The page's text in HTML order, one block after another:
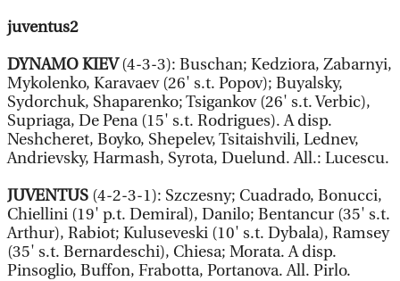
juventus2
DYNAMO KIEV(4-3-3): Buschan; Kedziora, Zabarnyi,
Mykolenko, Karavaev (26' s.t. Popov); Buyalsky,
Sydorchuk, Shaparenko; Tsigankov (26' s.t. Verbic),
Supriaga, De Pena (15' s.t. Rodrigues). A disp.
Neshcheret, Boyko, Shepelev, Tsitaishvili, Lednev,
Andrievsky, Harmash, Syrota, Duelund. All.: Lucescu.
JUVENTUS (4-2-3-1): Szczesny; Cuadrado, Bonucci,
Chiellini (19' p.t. Demiral), Danilo; Bentancur (35' s.t.
Arthur), Rabiot; Kuluseveski (10' s.t. Dybala), Ramsey
(35' s.t. Bernardeschi), Chiesa; Morata. A disp.
Pinsoglio, Buffon, Frabotta, Portanova. All. Pirlo.